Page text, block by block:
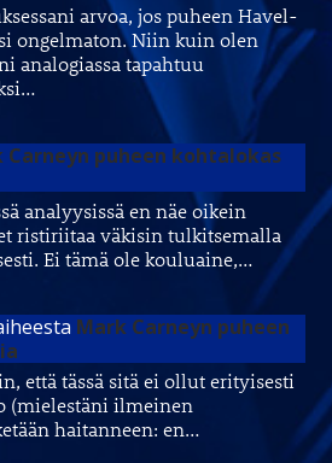
arvoa, jos puheen Havel-
ongelmaton. Niin kuin olen
analogiassa tapahtuu
Carneyn puheen kohtalokas
analyysissä en näe oikein
ristiriitaa väkisin tulkitsemalla
Ei tämä ole kouluaine,…
Mark Carneyn puheen
että tässä sitä ei ollut erityisesti
(mielestäni ilmeinen
haitanneen: en…